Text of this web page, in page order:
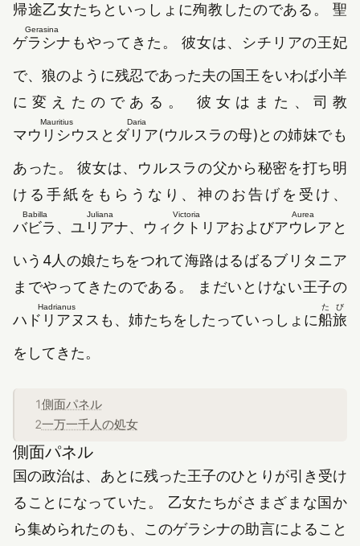
帰途乙女たちといっしょに殉教したのである。 聖
ゲラシナ
Gerasina
もやってきた。 彼女は、シチリアの王妃
で、狼のように残忍であった夫の国王をいわば小羊
に変えたのである。 彼女はまた、司教
マウリシウス
Mauritius
と ダリア
Daria
(ウルスラの母)との姉妹でも
あった。 彼女は、ウルスラの父から秘密を打ち明
ける手紙をもらうなり、神のお告げを受け、
バビラ
Babilla
、 ユリアナ
Juliana
、 ウィクトリア
Victoria
およびアウレア
Aurea
と
いう4人の娘たちをつれて海路はるばるブリタニア
までやってきたのである。 まだいとけない王子の
ハドリアヌス
Hadrianus
も、姉たちをしたっていっしょに船旅
たび
をしてきた。
側面パネル
一万一千人の処女
側面パネル
国の政治は、あとに残った王子のひとりが引き受け
ることになっていた。 乙女たちがさまざまな国か
ら集められたのも、このゲラシナの助言によること